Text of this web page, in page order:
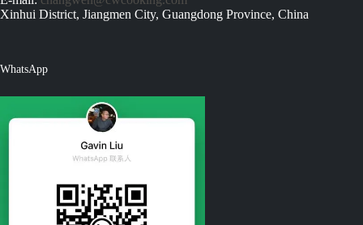
Xinhui District, Jiangmen City, Guangdong Province, China
WhatsApp